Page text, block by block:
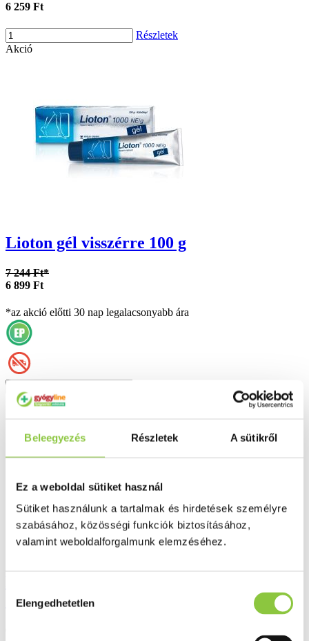
Beleegyezés Részletek A sütikről
Ez a weboldal sütiket használ
Sütiket használunk a tartalmak és hirdetések személyre
szabásához, közösségi funkciók biztosításához,
valamint weboldalforgalmunk elemzéséhez.
kiválasztása
Elengedhetetlen
6 259 Ft
Részletek
Akció
Lioton gél visszérre 100 g
7 244 Ft*
6 899 Ft
*az akció előtti 30 nap legalacsonyabb ára
db